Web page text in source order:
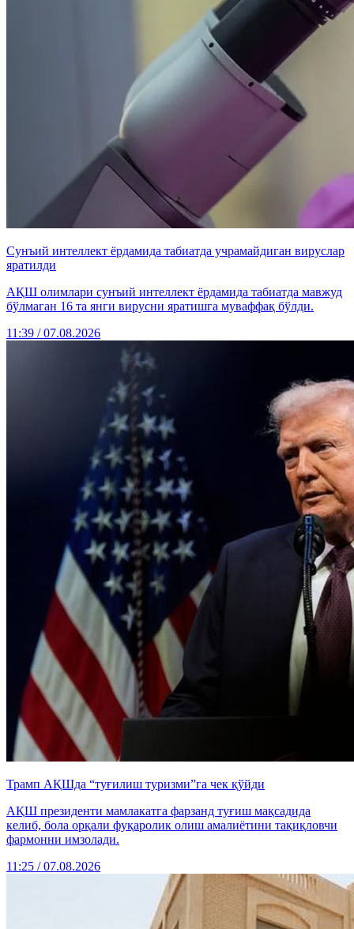
Сунъий интеллект ёрдамида табиатда учрамайдиган вируслар
яратилди
АҚШ олимлари сунъий интеллект ёрдамида табиатда мавжуд
бўлмаган 16 та янги вирусни яратишга муваффақ бўлди.
11:39 / 07.08.2026
Трамп АҚШда “туғилиш туризми”га чек қўйди
АҚШ президенти мамлакатга фарзанд туғиш мақсадида
келиб, бола орқали фуқаролик олиш амалиётини тақиқловчи
фармонни имзолади.
11:25 / 07.08.2026